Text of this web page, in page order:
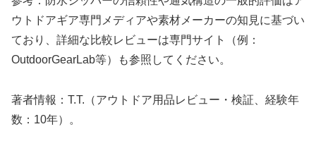
ウトドアギア専門メディアや素材メーカーの知見に基づい
ており、詳細な比較レビューは専門サイト（例：
OutdoorGearLab等）も参照してください。
著者情報：T.T.（アウトドア用品レビュー・検証、経験年
数：10年）。